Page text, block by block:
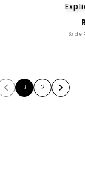
6x de
1 2